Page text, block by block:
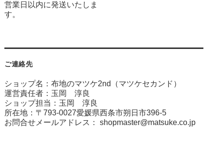
営業日以内に発送いたしま
す。
ご連絡先
ショップ名：布地のマツケ2nd（マツケセカンド）
運営責任者：玉岡 淳良
ショップ担当：玉岡 淳良
所在地：〒793-0027愛媛県西条市朔日市396-5
お問合せメールアドレス： shopmaster@matsuke.co.jp